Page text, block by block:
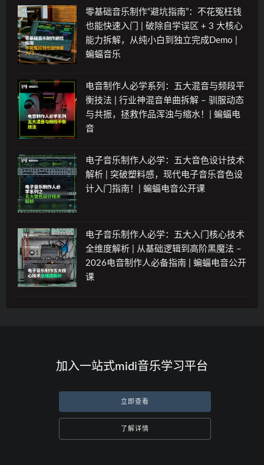
零基础音乐制作“避坑指南”：不花冤枉钱
也能快速入门 | 破除自学误区 + 3 大核心
能力拆解，从纯小白到独立完成Demo |
蝙蝠音乐
电音制作人必学系列：五大混音与频段平
衡技法 | 行业神混音单曲拆解 – 驯服动态
与共振，拯救作品浑浊与缩水！| 蝙蝠电
音
电子音乐制作人必学：五大音色设计技术
解析 | 突破塑料感，现代电子音乐音色设
计入门指南！| 蝙蝠电音公开课
电子音乐制作人必学：五大入门核心技术
全维度解析 | 从基础逻辑到高阶黑魔法 –
2026电音制作人必备指南 | 蝙蝠电音公开
课
加入一站式midi音乐学习平台
立即查看
了解详情